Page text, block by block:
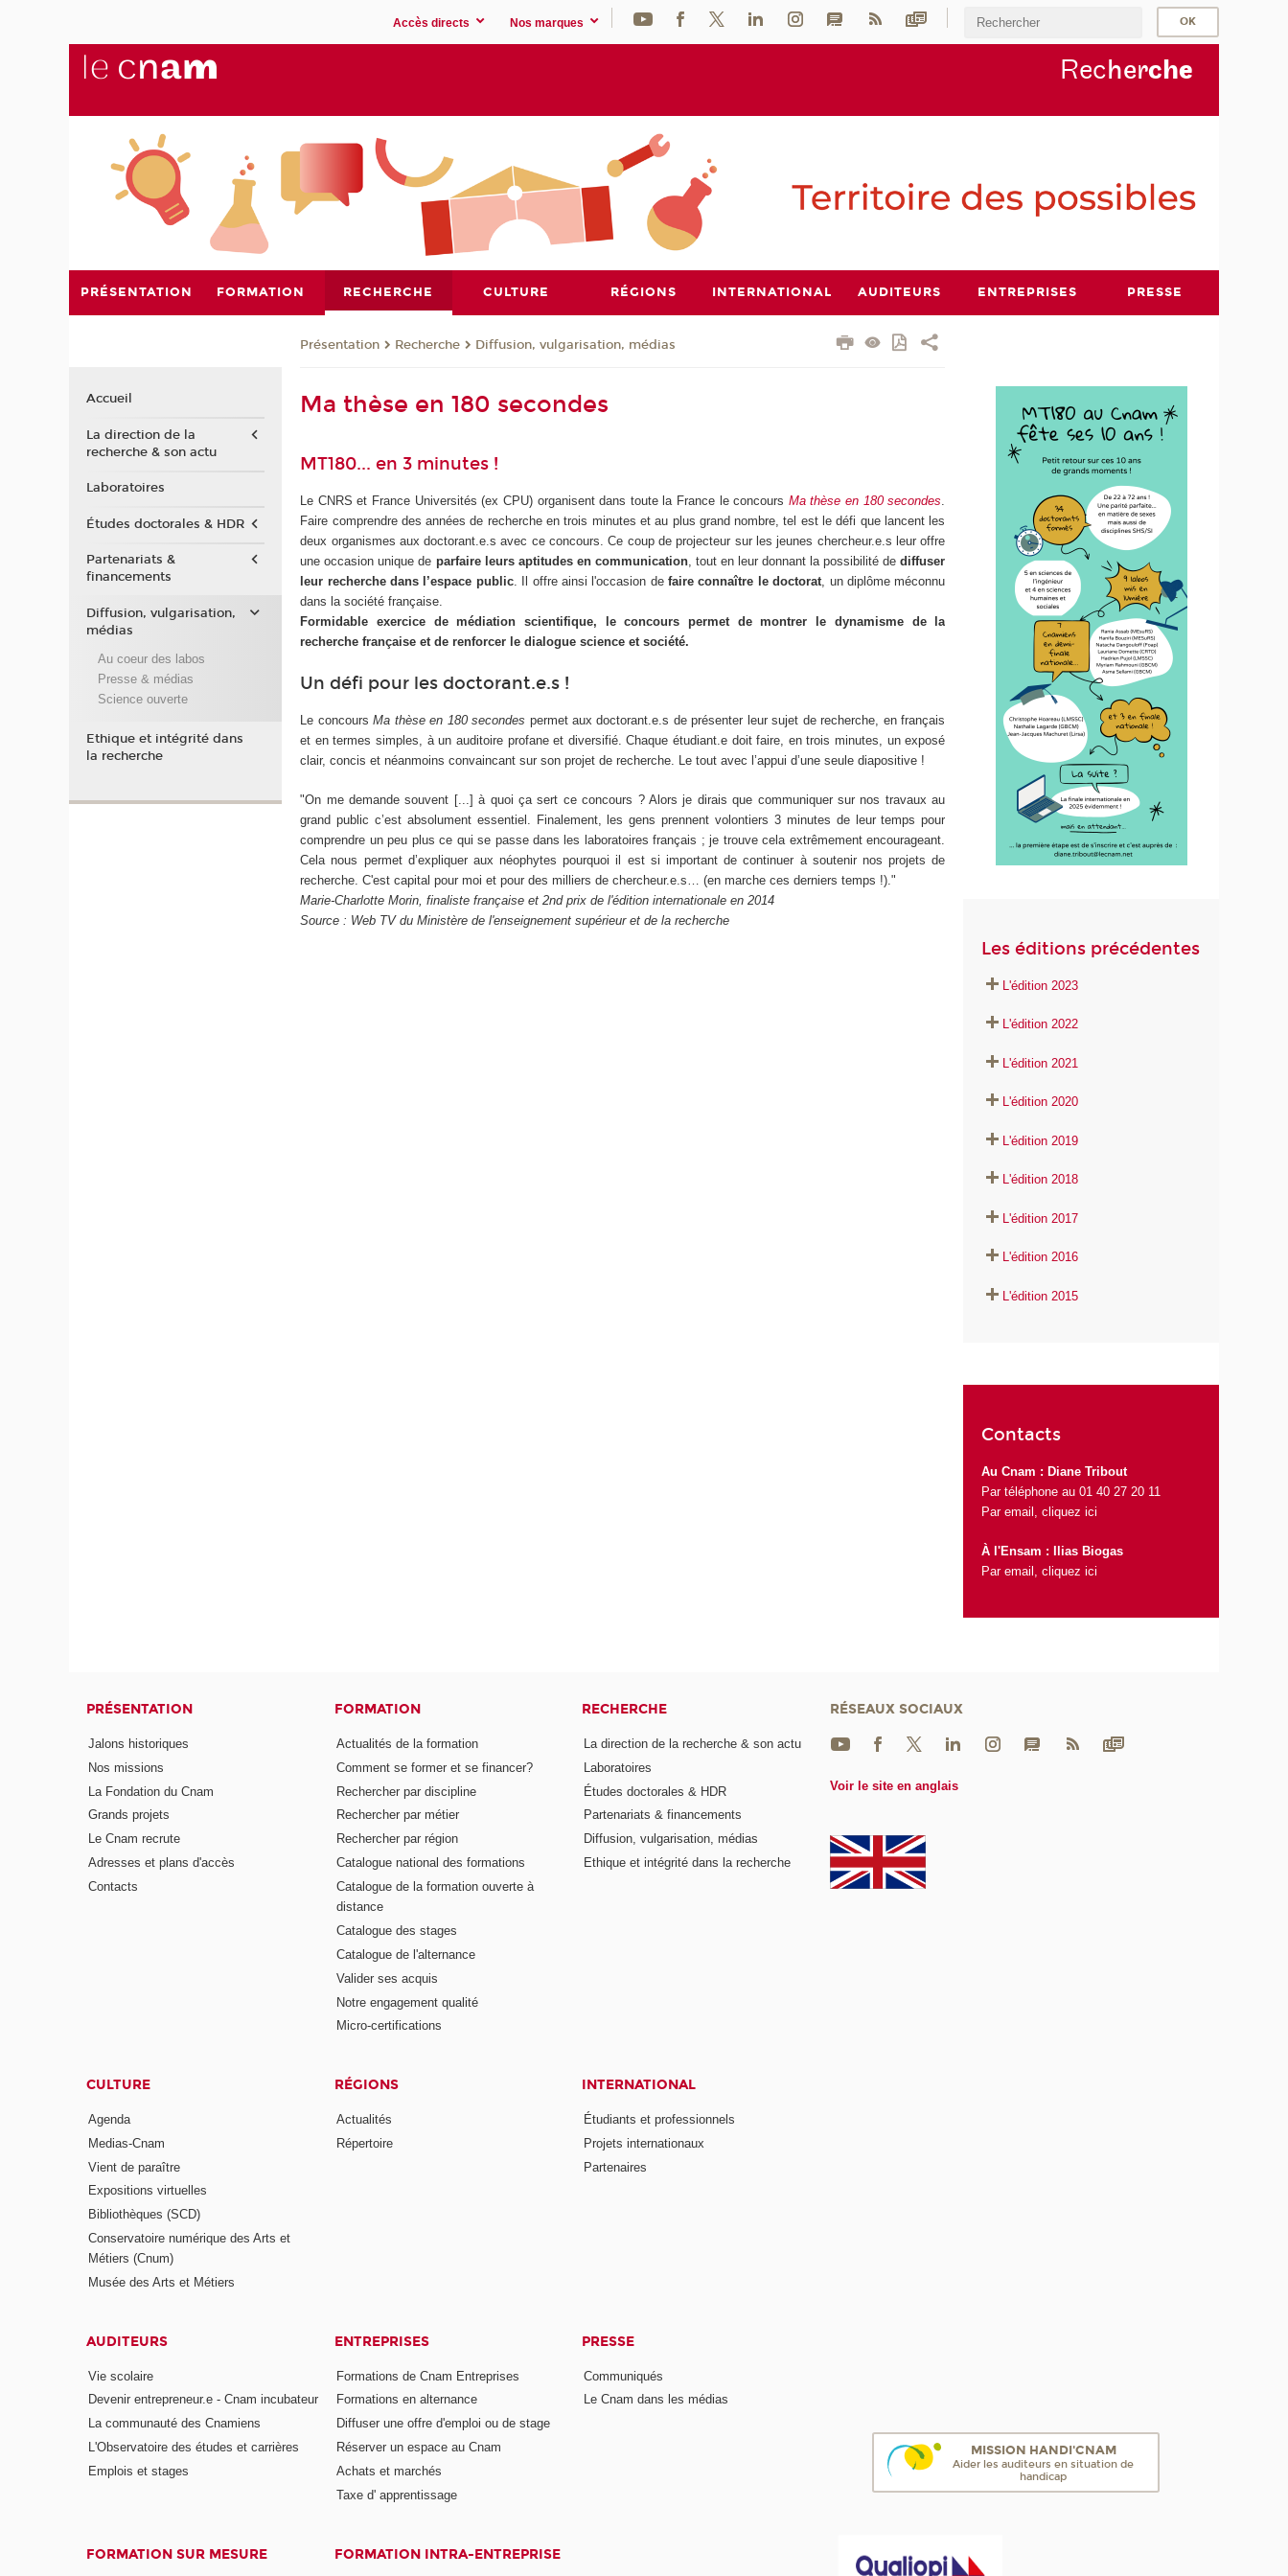
Accès directs Nos marques
Recherche
PRÉSENTATION FORMATION RECHERCHE CULTURE RÉGIONS INTERNATIONAL AUDITEURS ENTREPRISES PRESSE
Présentation Recherche Diffusion, vulgarisation, médias
Ma thèse en 180 secondes
MT180... en 3 minutes !
Le CNRS et France Universités (ex CPU) organisent dans toute la France le concours Ma thèse en 180 secondes.
Faire comprendre des années de recherche en trois minutes et au plus grand nombre, tel est le défi que lancent les
deux organismes aux doctorant.e.s avec ce concours. Ce coup de projecteur sur les jeunes chercheur.e.s leur offre
une occasion unique de parfaire leurs aptitudes en communication, tout en leur donnant la possibilité dediffuser
leur recherche dans l’espace public. Il offre ainsi l'occasion defaire connaître le doctorat, un diplôme méconnu
dans la société française.
Formidable exercice de médiation scientifique, le concours permet de montrer le dynamisme de la
recherche française et de renforcer le dialogue science et société.
Un défi pour les doctorant.e.s !
Le concoursMa thèse en 180 secondes permet aux doctorant.e.s de présenter leur sujet de recherche, en français
et en termes simples, à un auditoire profane et diversifié. Chaque étudiant.e doit faire, en trois minutes, un exposé
clair, concis et néanmoins convaincant sur son projet de recherche. Le tout avec l’appui d’une seule diapositive !
"On me demande souvent [...] à quoi ça sert ce concours ? Alors je dirais que communiquer sur nos travaux au
grand public c’est absolument essentiel. Finalement, les gens prennent volontiers 3 minutes de leur temps pour
comprendre un peu plus ce qui se passe dans les laboratoires français ; je trouve cela extrêmement encourageant.
Cela nous permet d’expliquer aux néophytes pourquoi il est si important de continuer à soutenir nos projets de
recherche. C'est capital pour moi et pour des milliers de chercheur.e.s… (en marche ces derniers temps !)."
Marie-Charlotte Morin, finaliste française et 2nd prix de l'édition internationale en 2014
Source : Web TV du Ministère de l'enseignement supérieur et de la recherche
Les éditions précédentes
L'édition 2023
L'édition 2022
L'édition 2021
L'édition 2020
L'édition 2019
L'édition 2018
L'édition 2017
L'édition 2016
L'édition 2015
Contacts
Au Cnam : Diane Tribout
Par téléphone au 01 40 27 20 11
Par email,cliquez ici
À l'Ensam : Ilias Biogas
Par email,cliquez ici
Accueil
La direction de la
recherche & son actu
Laboratoires
Études doctorales & HDR
Partenariats &
financements
Diffusion, vulgarisation,
médias
Au coeur des labos
Presse & médias
Science ouverte
Ethique et intégrité dans
la recherche
PRÉSENTATION
Jalons historiques
Nos missions
La Fondation du Cnam
Grands projets
Le Cnam recrute
Adresses et plans d'accès
Contacts
FORMATION
Actualités de la formation
Comment se former et se financer?
Rechercher par discipline
Rechercher par métier
Rechercher par région
Catalogue national des formations
Catalogue de la formation ouverte à
distance
Catalogue des stages
Catalogue de l'alternance
Valider ses acquis
Notre engagement qualité
Micro-certifications
RECHERCHE
La direction de la recherche & son actu
Laboratoires
Études doctorales & HDR
Partenariats & financements
Diffusion, vulgarisation, médias
Ethique et intégrité dans la recherche
CULTURE
Agenda
Medias-Cnam
Vient de paraître
Expositions virtuelles
Bibliothèques (SCD)
Conservatoire numérique des Arts et
Métiers (Cnum)
Musée des Arts et Métiers
RÉGIONS
Actualités
Répertoire
INTERNATIONAL
Étudiants et professionnels
Projets internationaux
Partenaires
AUDITEURS
Vie scolaire
Devenir entrepreneur.e - Cnam incubateur
La communauté des Cnamiens
L'Observatoire des études et carrières
Emplois et stages
ENTREPRISES
Formations de Cnam Entreprises
Formations en alternance
Diffuser une offre d'emploi ou de stage
Réserver un espace au Cnam
Achats et marchés
Taxe d' apprentissage
PRESSE
Communiqués
Le Cnam dans les médias
FORMATION SUR MESURE FORMATION INTRA-ENTREPRISE
RÉSEAUX SOCIAUX
Voir le site en anglais
MISSION HANDI'CNAM
Aider les auditeurs en situation de
handicap